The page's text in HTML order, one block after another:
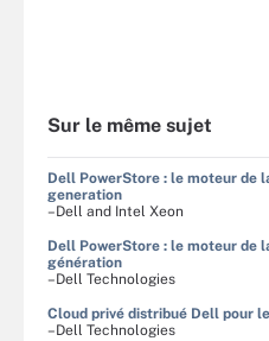
Sur le même sujet
Dell PowerStore : le moteur de
generation
–Dell and Intel Xeon
Dell PowerStore : le moteur de
génération
–Dell Technologies
Cloud privé distribué Dell pour
–Dell Technologies